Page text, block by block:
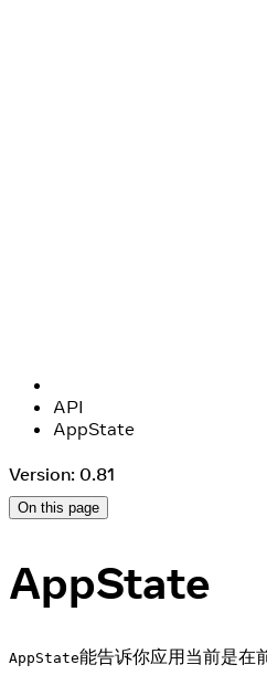
API
AppState
Version: 0.81
On this page
AppState
AppState能告诉你应用当前是在